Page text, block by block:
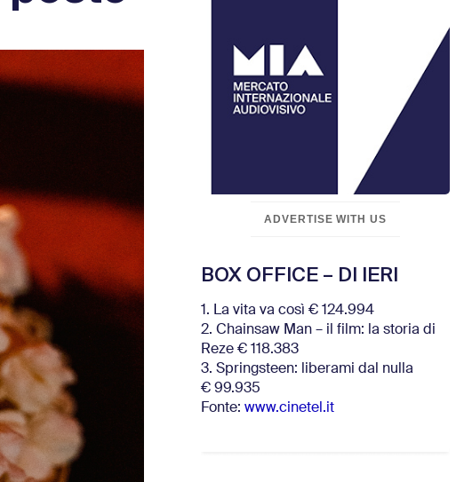
ADVERTISE WITH US
BOX OFFICE – DI IERI
1. La vita va così € 124.994
2. Chainsaw Man – il film: la storia di
Reze € 118.383
3. Springsteen: liberami dal nulla
€ 99.935
Fonte: www.cinetel.it